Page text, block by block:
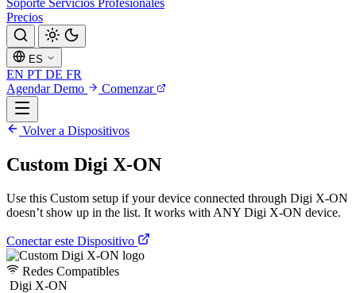
Soporte Servicios Profesionales
Precios
ES
EN PT DE FR
Agendar Demo
Comenzar
Volver a Dispositivos
Custom Digi X-ON
Use this Custom setup if your device connected through Digi X-ON
doesn’t show up in the list. It works with ANY Digi X-ON device.
Conectar este Dispositivo
Redes Compatibles
Digi X-ON